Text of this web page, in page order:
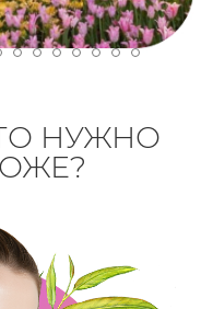
НУЖНО